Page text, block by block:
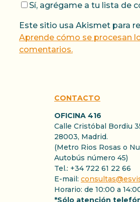
Sí, agrégame a tu lista de
Este sitio usa Akismet para
Aprende cómo se procesan
comentarios.
CONTACTO
OFICINA 416
Calle Cristóbal Bordiu
28003, Madrid.
(Metro Rios Rosas o
Autobús número 45)
Tel.: +34 722 61 22 66
E-mail:
Horario: de 10:00 a
*Sólo atención